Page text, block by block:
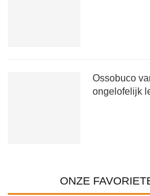
Ossobuco
ongelofelijk
ONZE